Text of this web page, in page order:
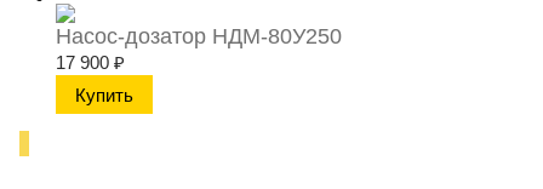
Насос-дозатор НДМ-80У250
17 900 ₽